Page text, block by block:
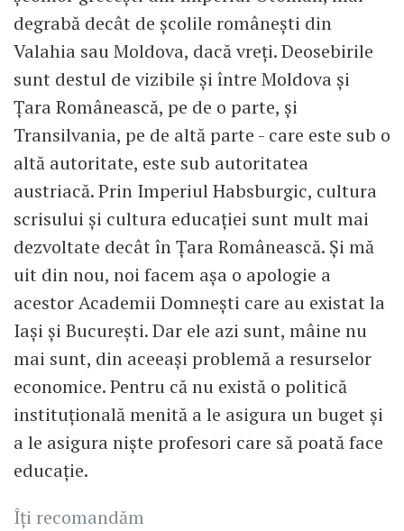
degrabă decât de școlile românești din
Valahia sau Moldova, dacă vreți. Deosebirile
sunt destul de vizibile și între Moldova și
Țara Românească, pe de o parte, și
Transilvania, pe de altă parte - care este sub o
altă autoritate, este sub autoritatea
austriacă. Prin Imperiul Habsburgic, cultura
scrisului și cultura educației sunt mult mai
dezvoltate decât în Țara Românească. Și mă
uit din nou, noi facem așa o apologie a
acestor Academii Domnești care au existat la
Iași și București. Dar ele azi sunt, mâine nu
mai sunt, din aceeași problemă a resurselor
economice. Pentru că nu există o politică
instituțională menită a le asigura un buget și
a le asigura niște profesori care să poată face
educație.
Îți recomandăm